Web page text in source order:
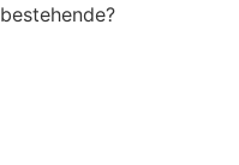
bestehende?